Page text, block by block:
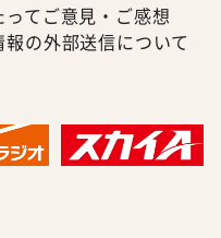
て ご意見・ご感想
の外部送信について